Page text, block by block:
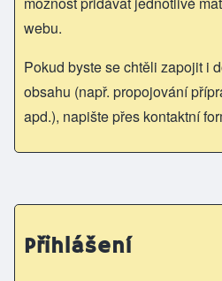
webu.
Pokud byste se chtěli zapojit i
obsahu (např. propojování
apd.), napište přes kontaktní
Přihlášení